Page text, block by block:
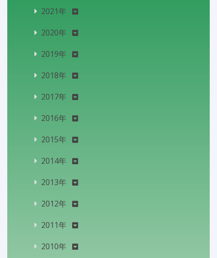
2021年
2020年
2019年
2018年
2017年
2016年
2015年
2014年
2013年
2012年
2011年
2010年